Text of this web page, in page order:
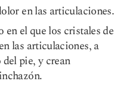
en las articulaciones.
en el que los cristales de
las articulaciones, a
pie, y crean